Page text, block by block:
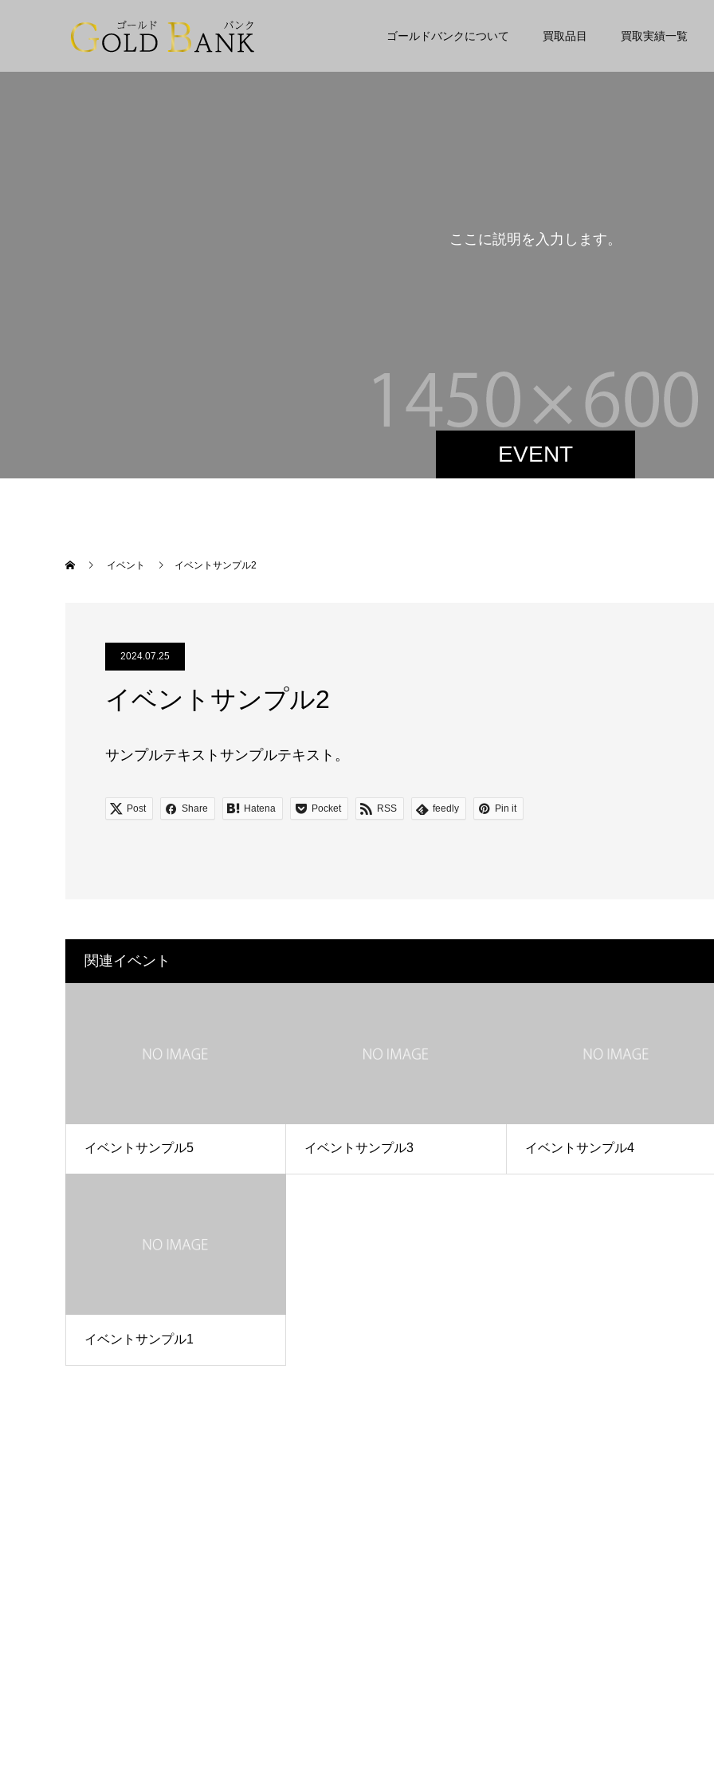
ゴールドバンクについて 買取品目 買取実績一覧
EVENT
こ こ に説明 を 入 力 し ま す。
イベント イベントサンプル2
2024.07.25
イベントサンプル2
サンプルテキストサンプルテキスト。
Post Share Hatena Pocket RSS feedly Pin it
関連イベント
イベントサンプル5 イベントサンプル3 イベントサンプル4
イベントサンプル1